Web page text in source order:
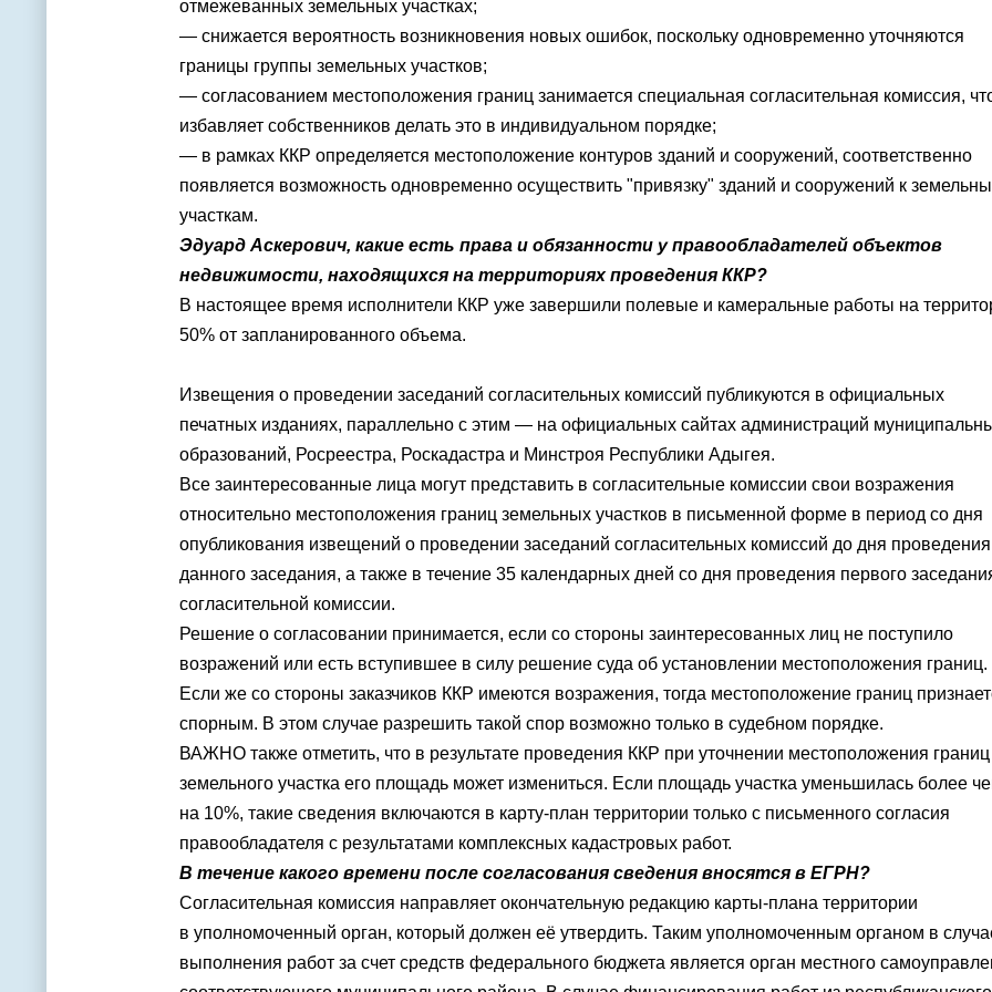
отмежеванных земельных участках;
— снижается вероятность возникновения новых ошибок, поскольку одновременно уточняются
границы группы земельных участков;
— согласованием местоположения границ занимается специальная согласительная комиссия,
избавляет собственников делать это в индивидуальном порядке;
— в рамках ККР определяется местоположение контуров зданий и сооружений, соответственно
появляется возможность одновременно осуществить "привязку" зданий и сооружений к
участкам.
Эдуард Аскерович, какие есть права и обязанности у правообладателей объектов
недвижимости, находящихся на территориях проведения ККР?
В настоящее время исполнители ККР уже завершили полевые и камеральные работы на
50% от запланированного объема.
Извещения о проведении заседаний согласительных комиссий публикуются в официальных
печатных изданиях, параллельно с этим — на официальных сайтах администраций
образований, Росреестра, Роскадастра и Минстроя Республики Адыгея.
Все заинтересованные лица могут представить в согласительные комиссии свои возражения
относительно местоположения границ земельных участков в письменной форме в период со дня
опубликования извещений о проведении заседаний согласительных комиссий до дня проведения
данного заседания, а также в течение 35 календарных дней со дня проведения первого
согласительной комиссии.
Решение о согласовании принимается, если со стороны заинтересованных лиц не поступило
возражений или есть вступившее в силу решение суда об установлении местоположения границ.
Если же со стороны заказчиков ККР имеются возражения, тогда местоположение границ
спорным. В этом случае разрешить такой спор возможно только в судебном порядке.
ВАЖНО также отметить, что в результате проведения ККР при уточнении местоположения границ
земельного участка его площадь может измениться. Если площадь участка уменьшилась более
на 10%, такие сведения включаются в карту-план территории только с письменного согласия
правообладателя с результатами комплексных кадастровых работ.
В течение какого времени после согласования сведения вносятся в ЕГРН?
Согласительная комиссия направляет окончательную редакцию карты-плана территории
в уполномоченный орган, который должен её утвердить. Таким уполномоченным органом в
выполнения работ за счет средств федерального бюджета является орган местного